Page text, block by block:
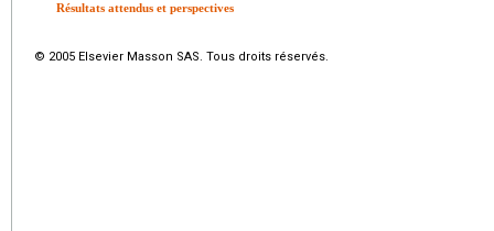
Résultats attendus et perspectives
© 2005 Elsevier Masson SAS. Tous droits réservés.